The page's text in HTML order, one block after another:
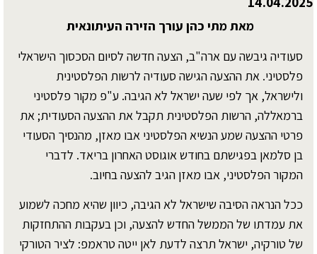
מאת מתי כהן עורך הזירה העיתונאית
סעודיה גיבשה עם ארה"ב, הצעה חדשה לסיום הסכסוך הישראלי
פלסטיני. את ההצעה הגישה סעודיה לרשות הפלסטינית
ולישראל, אך לפי שעה ישראל לא הגיבה. ע"פ מקור פלסטיני
ברמאללה, הרשות הפלסטינית תקבל את ההצעה הסעודית; את
פרטי ההצעה שמע הנשיא הפלסטיני אבו מאזן, מהנסיך הסעודי
בן סלמאן בפגישתם בחודש אוגוסט האחרון בריאד. לדברי
המקור הפלסטיני, אבו מאזן הגיב להצעה בחיוב.
ככל הנראה הסיבה שישראל לא הגיבה, כיוון שהיא מחכה לשמוע
את עמדתו של הממשל החדש להצעה, וכן בעקבות ההתחזקות
של טורקיה, ישראל תרצה לדעת לאן ייטה טראמפ: לציר הטורקי